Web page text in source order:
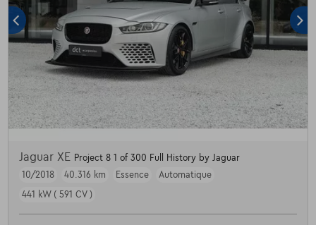
Jaguar XE Project 8 1 of 300 Full History by Jaguar
10/2018
40.316 km Essence
Automatique
441 kW ( 591 CV )